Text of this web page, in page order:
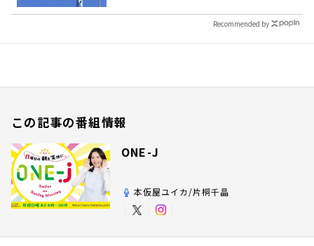
Recommended by
この記事の番組情報
ONE-J
本仮屋ユイカ/片桐千晶